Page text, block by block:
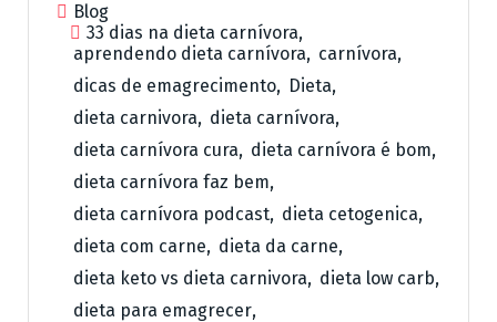
Blog
33 dias na dieta carnívora,
aprendendo dieta carnívora, carnívora,
dicas de emagrecimento, Dieta,
dieta carnivora, dieta carnívora,
dieta carnívora cura, dieta carnívora é bom,
dieta carnívora faz bem,
dieta carnívora podcast, dieta cetogenica,
dieta com carne, dieta da carne,
dieta keto vs dieta carnivora, dieta low carb,
dieta para emagrecer,